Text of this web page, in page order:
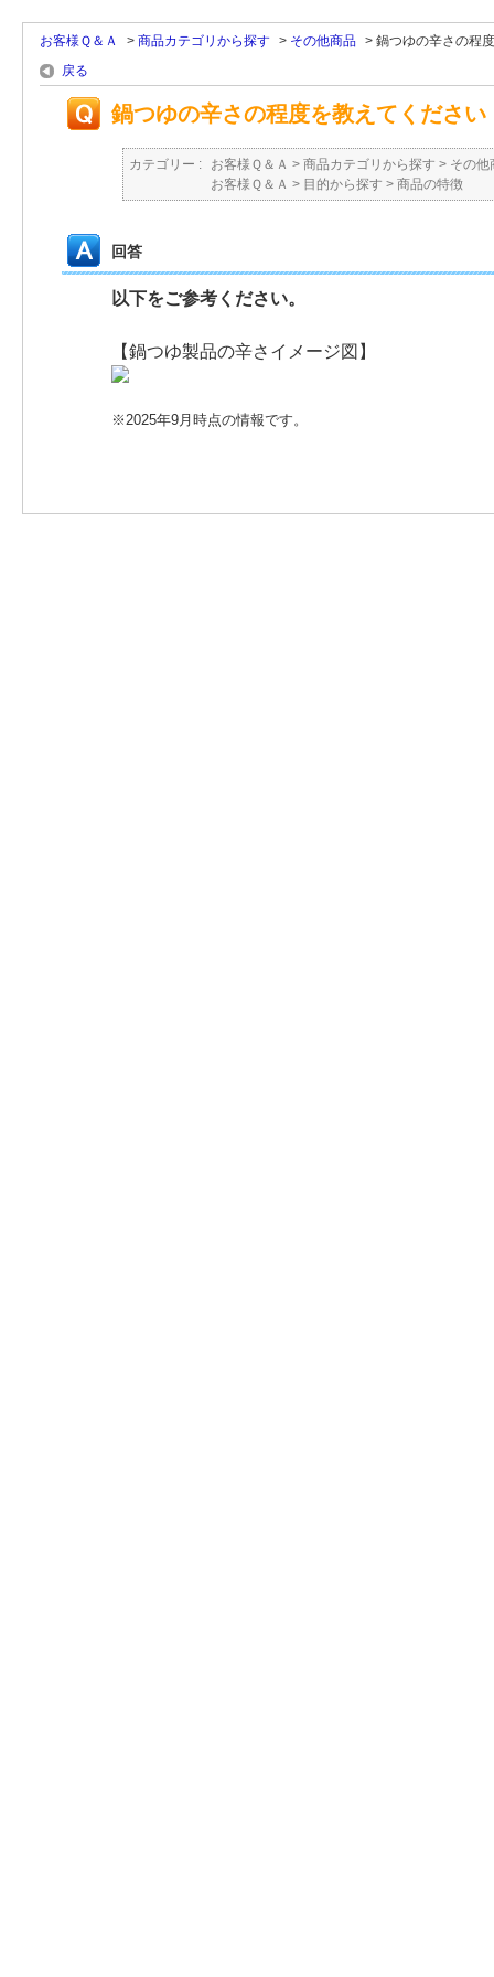
お客様Ｑ＆Ａ > 商品カテゴリから探す > その他商品 > 鍋つゆの辛さの程
戻る
鍋つゆの辛さの程度を教えてください
カテゴリー : お客様Ｑ＆Ａ > 商品カテゴリから探す > その他
お客様Ｑ＆Ａ > 目的から探す > 商品の特徴
回答
以下をご参考ください。
【鍋つゆ製品の辛さイメージ図】
※2025年9月時点の情報です。